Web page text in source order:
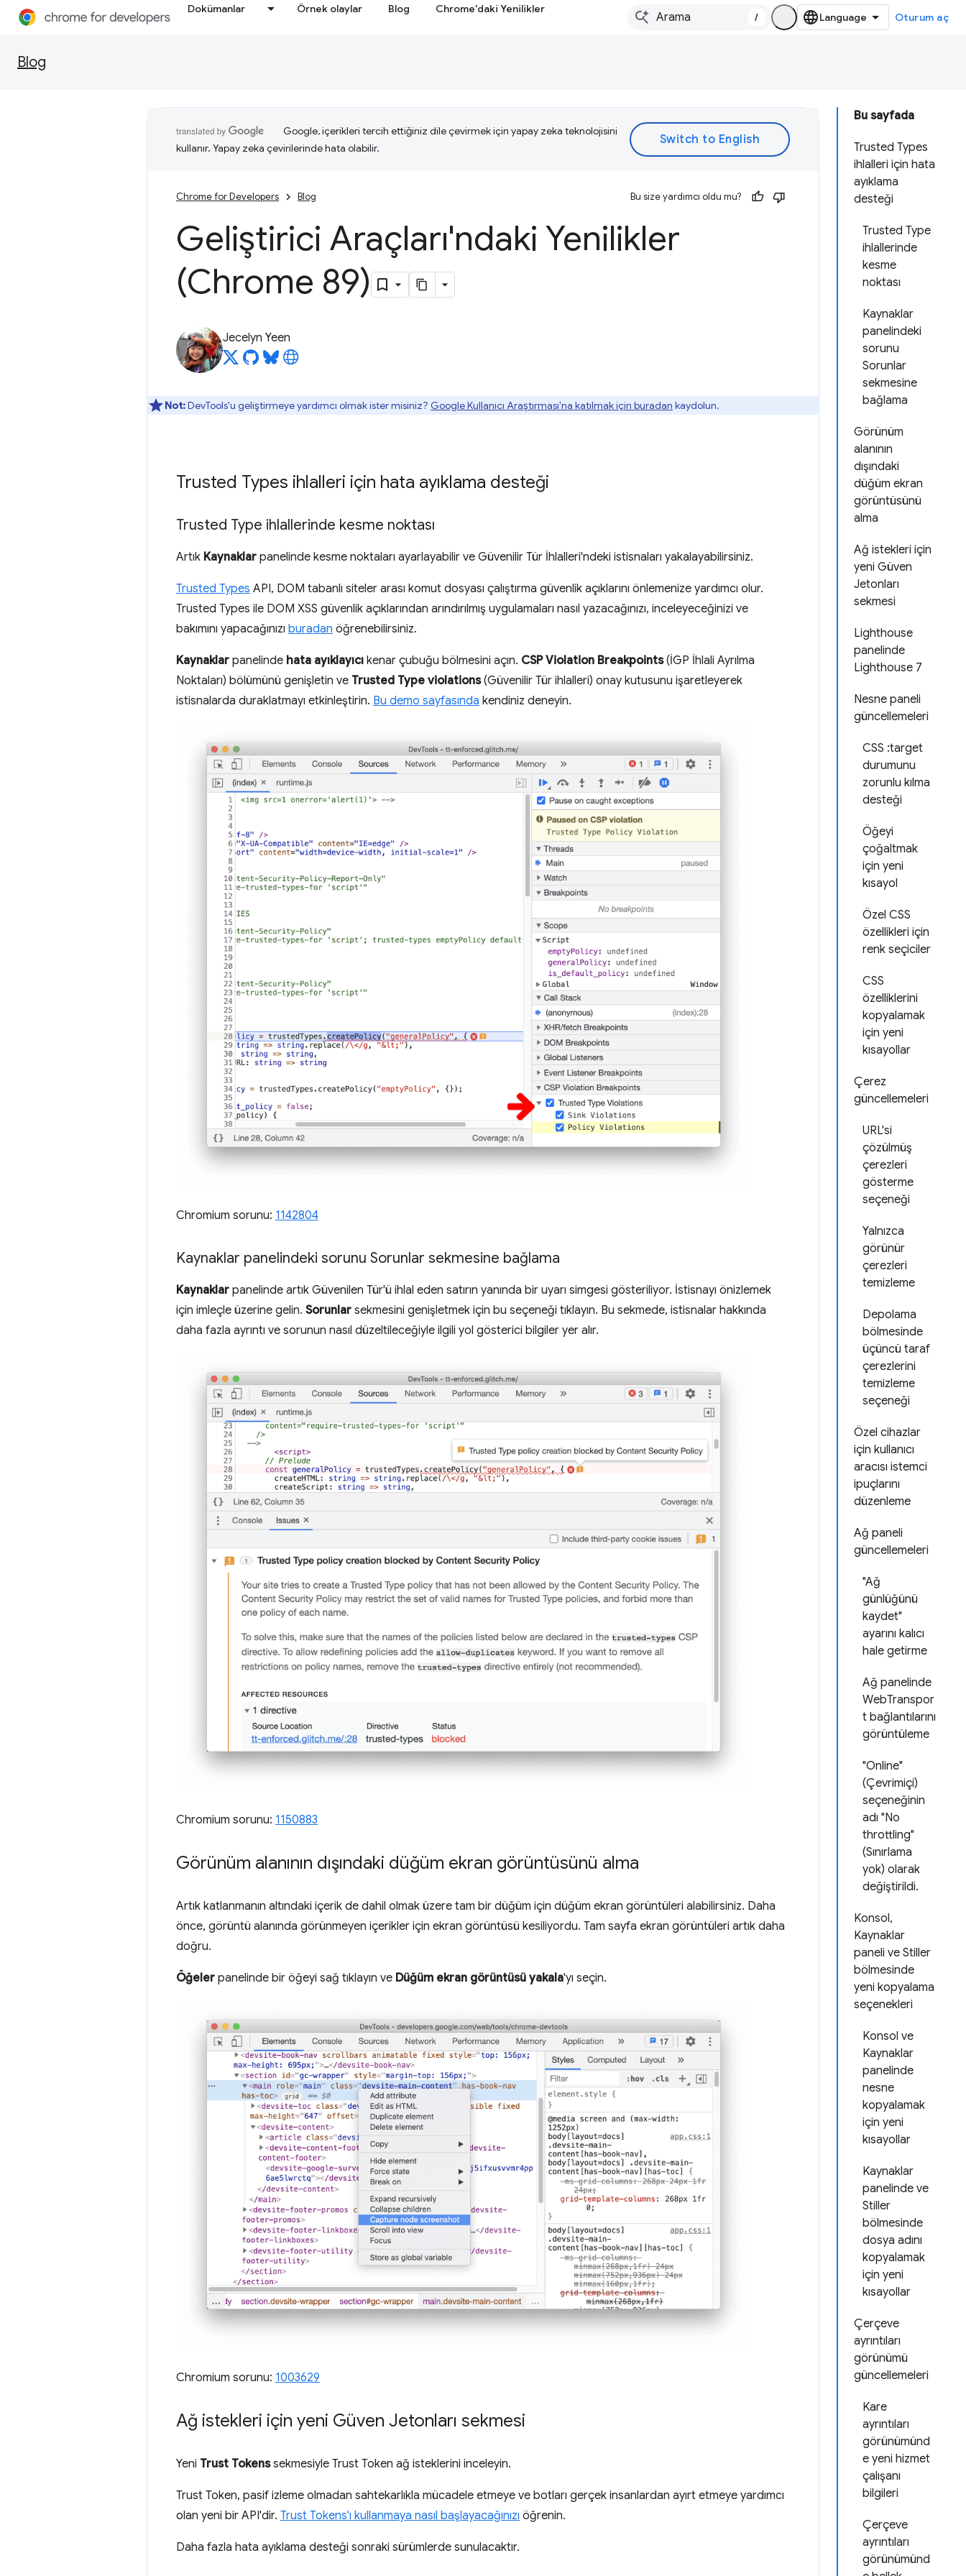
Dokümanlar Örnek olaylar Blog Chrome'daki Yenilikler
/ Oturum aç
Blog
Bu sayfada
Trusted Types
ihlalleri için hata
ayıklama
desteği
Trusted Type
ihlallerinde
kesme
noktası
Kaynaklar
panelindeki
sorunu
Sorunlar
sekmesine
bağlama
Görünüm
alanının
dışındaki
düğüm ekran
görüntüsünü
alma
Ağ istekleri için
yeni Güven
Jetonları
sekmesi
Lighthouse
panelinde
Lighthouse 7
Nesne paneli
güncellemeleri
CSS :target
durumunu
zorunlu kılma
desteği
Öğeyi
çoğaltmak
için yeni
kısayol
Özel CSS
özellikleri için
renk seçiciler
CSS
özelliklerini
kopyalamak
için yeni
kısayollar
Çerez
güncellemeleri
URL'si
çözülmüş
çerezleri
gösterme
seçeneği
Yalnızca
görünür
çerezleri
temizleme
Depolama
bölmesinde
üçüncü taraf
çerezlerini
temizleme
seçeneği
Özel cihazlar
için kullanıcı
aracısı istemci
ipuçlarını
düzenleme
Ağ paneli
güncellemeleri
"Ağ
günlüğünü
kaydet"
ayarını kalıcı
hale getirme
Ağ panelinde
WebTranspor
t bağlantılarını
görüntüleme
"Online"
(Çevrimiçi)
seçeneğinin
adı "No
throttling"
(Sınırlama
yok) olarak
değiştirildi.
Konsol,
Kaynaklar
paneli ve Stiller
bölmesinde
yeni kopyalama
seçenekleri
Konsol ve
Kaynaklar
panelinde
nesne
kopyalamak
için yeni
kısayollar
Kaynaklar
panelinde ve
Stiller
bölmesinde
dosya adını
kopyalamak
için yeni
kısayollar
Çerçeve
ayrıntıları
görünümü
güncellemeleri
Kare
ayrıntıları
görünümünd
e yeni hizmet
çalışanı
bilgileri
Çerçeve
ayrıntıları
görünümünd
Google, içerikleri tercih ettiğiniz dile çevirmek için yapay zeka teknolojisini
kullanır. Yapay zeka çevirilerinde hata olabilir.
Chrome for Developers Blog Bu size yardımcı oldu mu?
Geliştirici Araçları'ndaki Yenilikler
(Chrome 89)
Jecelyn Yeen
Not:DevTools'u geliştirmeye yardımcı olmak ister misiniz? Google Kullanıcı Araştırması'na katılmak için buradan kaydolun.
Trusted Types ihlalleri için hata ayıklama desteği
Trusted Type ihlallerinde kesme noktası
Artık Kaynaklar panelinde kesme noktaları ayarlayabilir ve Güvenilir Tür İhlalleri'ndeki istisnaları yakalayabilirsiniz.
Trusted Types API, DOM tabanlı siteler arası komut dosyası çalıştırma güvenlik açıklarını önlemenize yardımcı olur.
Trusted Types ile DOM XSS güvenlik açıklarından arındırılmış uygulamaları nasıl yazacağınızı, inceleyeceğinizi ve
bakımını yapacağınızı buradan öğrenebilirsiniz.
Kaynaklar panelinde hata ayıklayıcı kenar çubuğu bölmesini açın. CSP Violation Breakpoints(İGP İhlali Ayrılma
Noktaları) bölümünü genişletin ve Trusted Type violations(Güvenilir Tür ihlalleri) onay kutusunu işaretleyerek
istisnalarda duraklatmayı etkinleştirin. Bu demo sayfasında kendiniz deneyin.
Chromium sorunu: 1142804
Kaynaklar panelindeki sorunu Sorunlar sekmesine bağlama
Kaynaklar panelinde artık Güvenilen Tür'ü ihlal eden satırın yanında bir uyarı simgesi gösteriliyor. İstisnayı önizlemek
için imleçle üzerine gelin. Sorunlar sekmesini genişletmek için bu seçeneği tıklayın. Bu sekmede, istisnalar hakkında
daha fazla ayrıntı ve sorunun nasıl düzeltileceğiyle ilgili yol gösterici bilgiler yer alır.
Chromium sorunu: 1150883
Görünüm alanının dışındaki düğüm ekran görüntüsünü alma
Artık katlanmanın altındaki içerik de dahil olmak üzere tam bir düğüm için düğüm ekran görüntüleri alabilirsiniz. Daha
önce, görüntü alanında görünmeyen içerikler için ekran görüntüsü kesiliyordu. Tam sayfa ekran görüntüleri artık daha
doğru.
Öğeler panelinde bir öğeyi sağ tıklayın ve Düğüm ekran görüntüsü yakala'yı seçin.
Chromium sorunu: 1003629
Ağ istekleri için yeni Güven Jetonları sekmesi
Yeni Trust Tokenssekmesiyle Trust Token ağ isteklerini inceleyin.
Trust Token, pasif izleme olmadan sahtekarlıkla mücadele etmeye ve botları gerçek insanlardan ayırt etmeye yardımcı
olan yeni bir API'dir. Trust Tokens'ı kullanmaya nasıl başlayacağınızı öğrenin.
Daha fazla hata ayıklama desteği sonraki sürümlerde sunulacaktır.